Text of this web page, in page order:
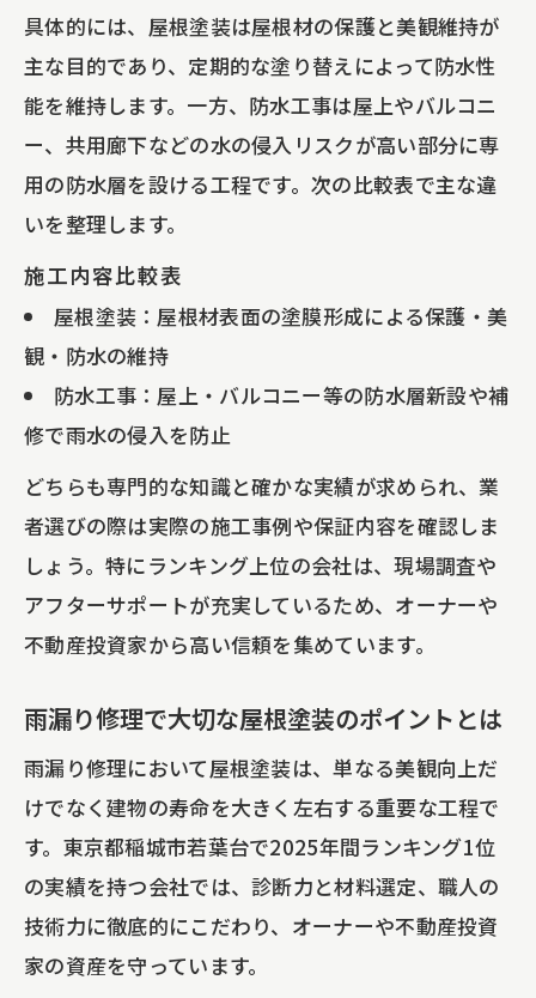
具体的には、屋根塗装は屋根材の保護と美観維持が
主な目的であり、定期的な塗り替えによって防水性
能を維持します。一方、防水工事は屋上やバルコニ
ー、共用廊下などの水の侵入リスクが高い部分に専
用の防水層を設ける工程です。次の比較表で主な違
いを整理します。
施工内容比較表
屋根塗装：屋根材表面の塗膜形成による保護・美
観・防水の維持
防水工事：屋上・バルコニー等の防水層新設や補
修で雨水の侵入を防止
どちらも専門的な知識と確かな実績が求められ、業
者選びの際は実際の施工事例や保証内容を確認しま
しょう。特にランキング上位の会社は、現場調査や
アフターサポートが充実しているため、オーナーや
不動産投資家から高い信頼を集めています。
雨漏り修理で大切な屋根塗装のポイントとは
雨漏り修理において屋根塗装は、単なる美観向上だ
けでなく建物の寿命を大きく左右する重要な工程で
す。東京都稲城市若葉台で2025年間ランキング1位
の実績を持つ会社では、診断力と材料選定、職人の
技術力に徹底的にこだわり、オーナーや不動産投資
家の資産を守っています。